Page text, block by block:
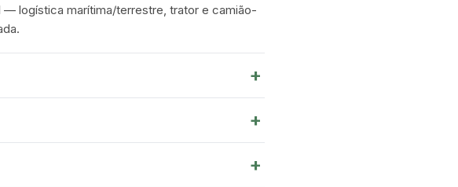
— logística marítima/terrestre, trator e camião-
+
+
+